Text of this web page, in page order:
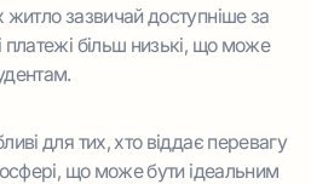
житло зазвичай доступніше за
платежі більш низькі, що може
для тих, хто віддає перевагу
що може бути ідеальним